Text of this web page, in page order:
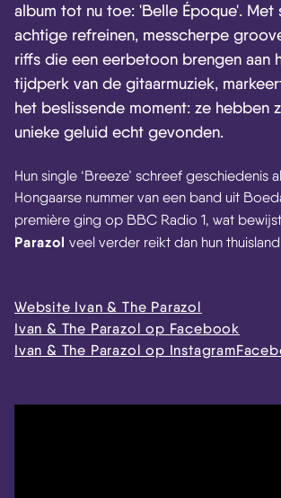
album tot nu toe: 'Belle Époque'.
achtige refreinen, messcherpe
riffs die een eerbetoon brengen aan
tijdperk van de gitaarmuziek,
het beslissende moment: ze hebben
unieke geluid echt gevonden.
Hun single ‘Breeze’ schreef geschiedenis
Hongaarse nummer van een band uit
première ging op BBC Radio 1, wat
Parazol veel verder reikt dan hun
Website Ivan & The Parazol
Ivan & The Parazol op Facebook
Ivan & The Parazol op Instagram